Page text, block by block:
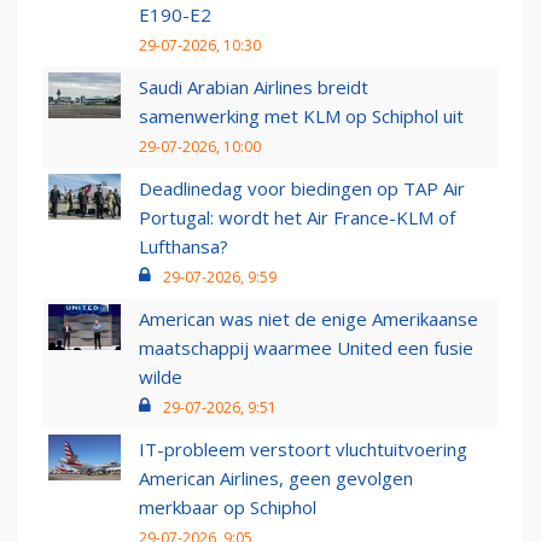
E190-E2
29-07-2026, 10:30
Saudi Arabian Airlines breidt
samenwerking met KLM op Schiphol uit
29-07-2026, 10:00
Deadlinedag voor biedingen op TAP Air
Portugal: wordt het Air France-KLM of
Lufthansa?
29-07-2026, 9:59
American was niet de enige Amerikaanse
maatschappij waarmee United een fusie
wilde
29-07-2026, 9:51
IT-probleem verstoort vluchtuitvoering
American Airlines, geen gevolgen
merkbaar op Schiphol
29-07-2026, 9:05